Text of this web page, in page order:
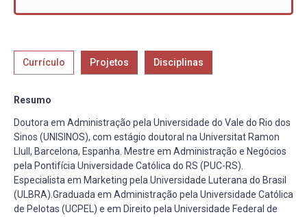
Currículo Projetos Disciplinas
Resumo
Doutora em Administração pela Universidade do Vale do Rio dos
Sinos (UNISINOS), com estágio doutoral na Universitat Ramon
Llull, Barcelona, Espanha. Mestre em Administração e Negócios
pela Pontifícia Universidade Católica do RS (PUC-RS).
Especialista em Marketing pela Universidade Luterana do Brasil
(ULBRA).Graduada em Administração pela Universidade Católica
de Pelotas (UCPEL) e em Direito pela Universidade Federal de